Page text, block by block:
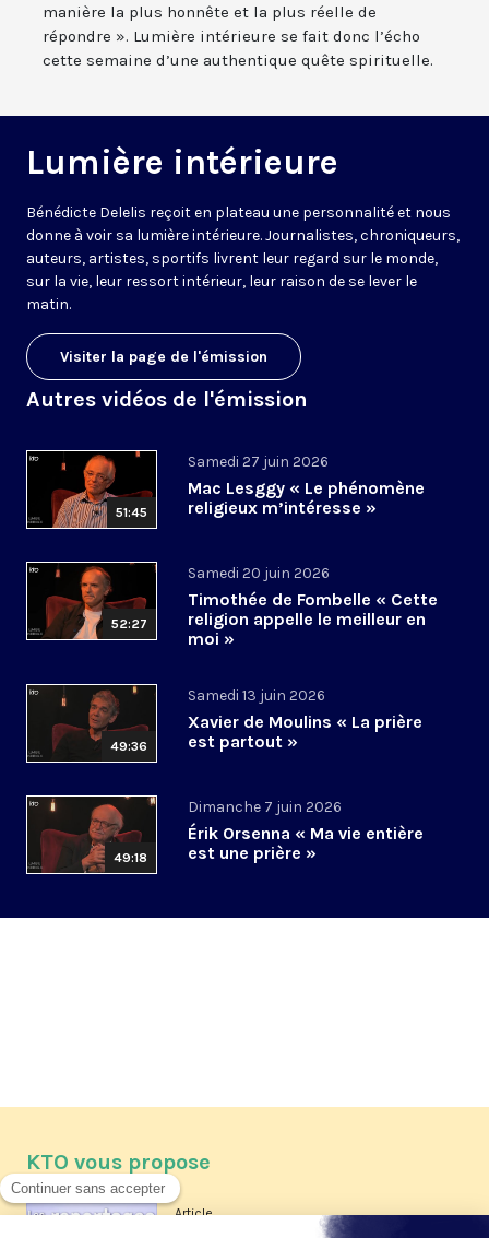
manière la plus honnête et la plus réelle de
répondre ». Lumière intérieure se fait donc l’écho
cette semaine d’une authentique quête spirituelle.
Lumière intérieure
Bénédicte Delelis reçoit en plateau une personnalité et nous
donne à voir sa lumière intérieure. Journalistes, chroniqueurs,
auteurs, artistes, sportifs livrent leur regard sur le monde,
sur la vie, leur ressort intérieur, leur raison de se lever le
matin.
Visiter la page de l'émission
Autres vidéos de l'émission
51:45
Samedi 27 juin 2026
Mac Lesggy « Le phénomène
religieux m’intéresse »
52:27
Samedi 20 juin 2026
Timothée de Fombelle « Cette
religion appelle le meilleur en
moi »
49:36
Samedi 13 juin 2026
Xavier de Moulins « La prière
est partout »
49:18
Dimanche 7 juin 2026
Érik Orsenna « Ma vie entière
est une prière »
KTO vous propose
Article